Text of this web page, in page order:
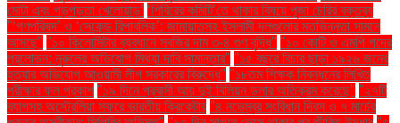
মোটা এবং গড়পড়তা খেলোয়াড়’ ‘শিবিরের কমিটি’তে থাকার বিষয়ে পূজা চেরির বক্তব্য
"‘গণপরিষদ’ ও ‘সেকেন্ড রিপাবলিক’: জামায়াতসহ ইসলামী দলগুলোর মতভিন্নতা সামনে
আসছে" "১০ কিলোমিটার ব্যবধানে সবজির দাম ৩-৪ গুণ বৃদ্ধি" "১০ কোটি ও এমপি পদের
প্রলোভন: নুরুলের অভিযোগ মিথ্যা দাবি সামান্তার" "১৫ বছরে বিচার ছাড়া ১৯২৬ জনের
হত্যার অভিযোগ আওয়ামী লীগ সরকারের বিরুদ্ধে" "১৮তম শিক্ষক নিবন্ধনের লিখিত
পরীক্ষার ফল প্রকাশ "১৯ দিনে প্রবাসী আয় দুই বিলিয়ন ডলার অতিক্রম করেছে" "২৭টি
ব্যাগসহ অস্ট্রেলিয়া সফরে ভারতীয় ক্রিকেটার "৪ নভেম্বর সংবিধান দিবস ও ৭ মার্চের